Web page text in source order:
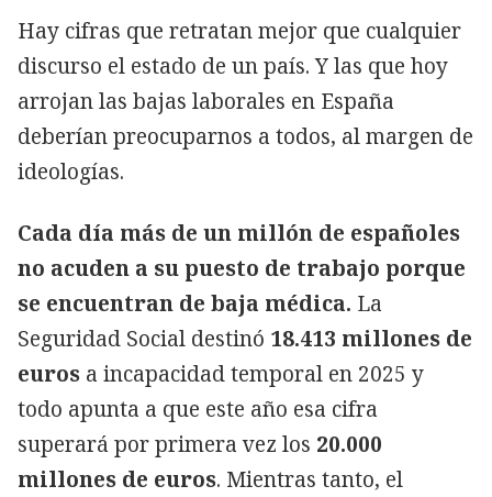
Copiar
Hay cifras que retratan mejor que cualquier
discurso el estado de un país. Y las que hoy
arrojan las bajas laborales en España
deberían preocuparnos a todos, al margen de
ideologías.
Cada día más de un millón de españoles
no acuden a su puesto de trabajo porque
se encuentran de baja médica. La
Seguridad Social destinó 18.413 millones de
euros a incapacidad temporal en 2025 y
todo apunta a que este año esa cifra
superará por primera vez los 20.000
millones de euros. Mientras tanto, el